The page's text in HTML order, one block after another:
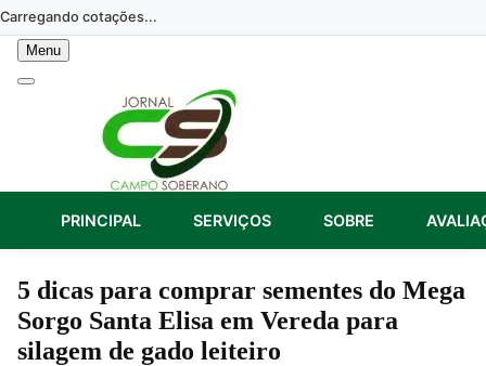
Skip
to
content
Carregando cotações...
Menu
PRINCIPAL SERVIÇOS SOBRE
5 dicas para comprar sementes do Mega
Sorgo Santa Elisa em Vereda para
silagem de gado leiteiro